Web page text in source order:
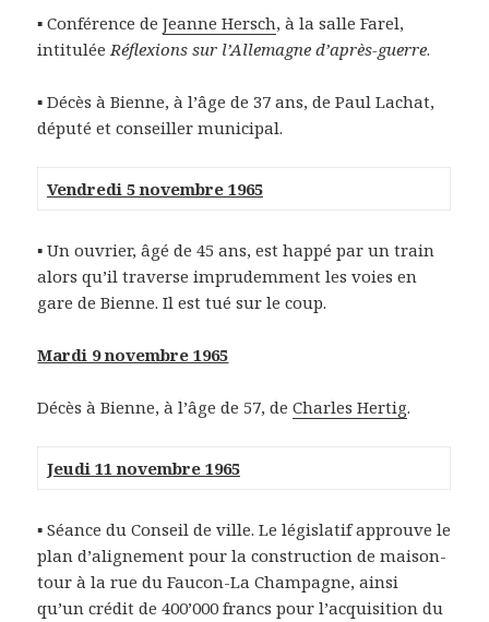
▪ Conférence deJeanne Hersch, à la salle Farel,
intituléeRéflexions sur l’Allemagne d’après-guerre.
▪ Décès à Bienne, à l’âge de 37 ans, de Paul Lachat,
député et conseiller municipal.
Vendredi 5 novembre 1965
▪ Un ouvrier, âgé de 45 ans, est happé par un train
alors qu’il traverse imprudemment les voies en
gare de Bienne. Il est tué sur le coup.
Mardi 9 novembre 1965
Décès à Bienne, à l’âge de 57, deCharles Hertig.
Jeudi 11 novembre 1965
▪ Séance du Conseil de ville. Le législatif approuve le
plan d’alignement pour la construction de maison-
tour à la rue du Faucon-La Champagne, ainsi
qu’un crédit de 400’000 francs pour l’acquisition du